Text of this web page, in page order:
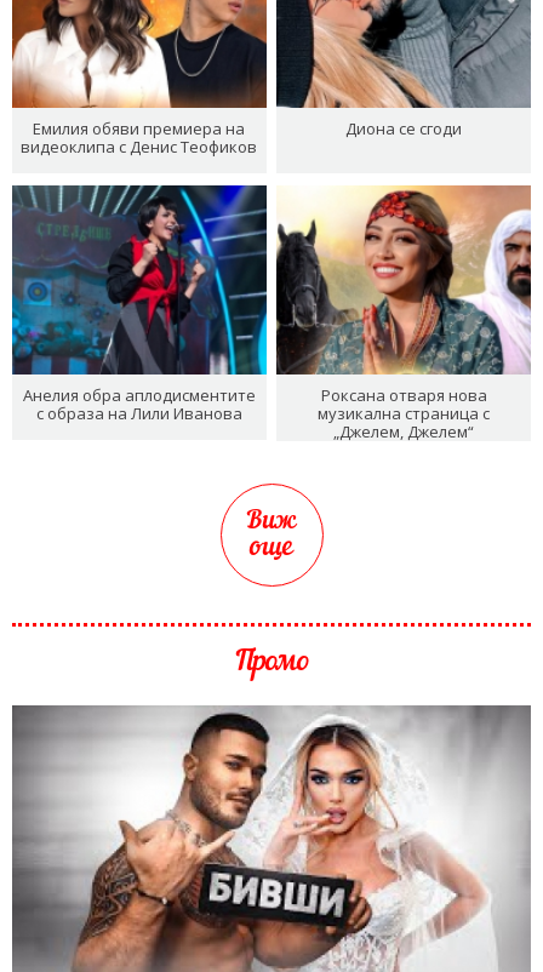
Емилия обяви премиера на
видеоклипа с Денис Теофиков
Диона се сгоди
Анелия обра аплодисментите
с образа на Лили Иванова
Роксана отваря нова
музикална страница с
„Джелем, Джелем“
Виж
още
Промо